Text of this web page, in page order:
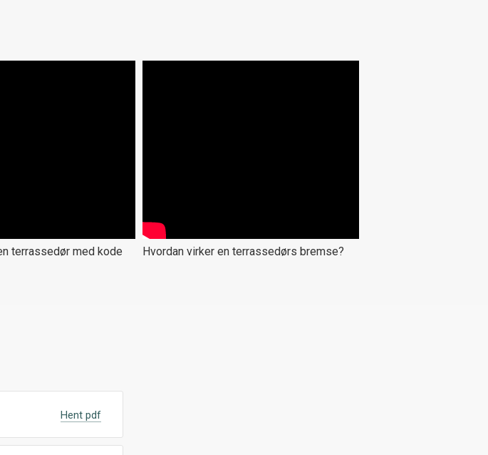
terrassedør med kode
Hvordan virker en terrassedørs bremse?
Hent pdf